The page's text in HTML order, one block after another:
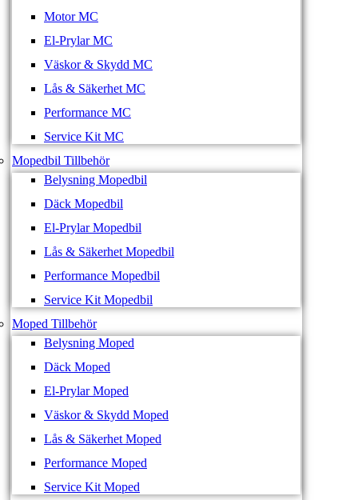
Motor MC
El-Prylar MC
Väskor & Skydd MC
Lås & Säkerhet MC
Performance MC
Service Kit MC
Mopedbil Tillbehör
Belysning Mopedbil
Däck Mopedbil
El-Prylar Mopedbil
Lås & Säkerhet Mopedbil
Performance Mopedbil
Service Kit Mopedbil
Moped Tillbehör
Belysning Moped
Däck Moped
El-Prylar Moped
Väskor & Skydd Moped
Lås & Säkerhet Moped
Performance Moped
Service Kit Moped